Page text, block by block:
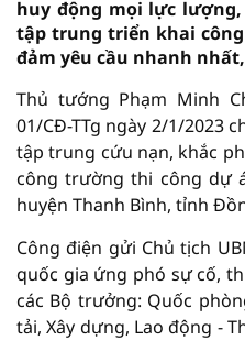
huy động mọi lực
tập trung triển khai
đảm yêu cầu nhanh
Thủ tướng Phạm Minh
01/CĐ-TTg ngày 2/1/2023
tập trung cứu nạn, khắc
công trường thi công dự
huyện Thanh Bình, tỉnh
Công điện gửi Chủ tịch
quốc gia ứng phó sự cố,
các Bộ trưởng: Quốc
tải, Xây dựng, Lao động -